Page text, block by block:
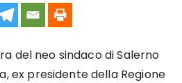
del neo sindaco di Salerno
ex presidente della Regione